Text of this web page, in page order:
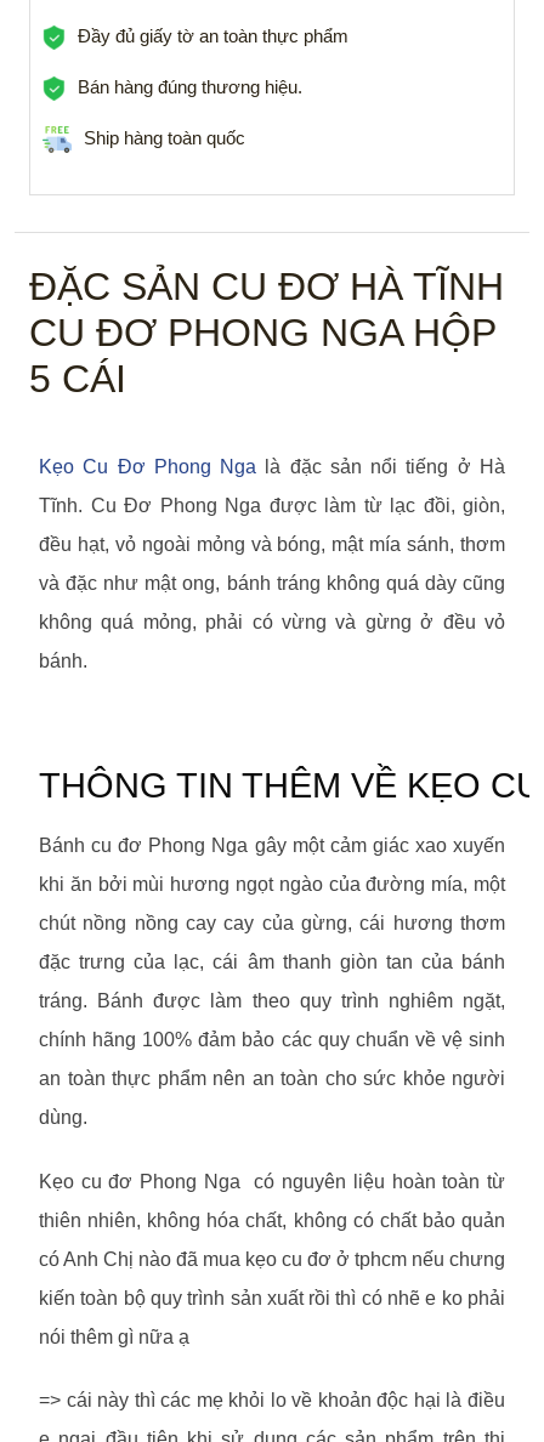
Đầy đủ giấy tờ an toàn thực phẩm
Bán hàng đúng thương hiệu.
Ship hàng toàn quốc
ĐẶC SẢN CU ĐƠ HÀ TĨNH
CU ĐƠ PHONG NGA HỘP
5 CÁI
Kẹo Cu Đơ Phong Nga là đặc sản nổi tiếng ở Hà
Tĩnh. Cu Đơ Phong Nga được làm từ lạc đồi, giòn,
đều hạt, vỏ ngoài mỏng và bóng, mật mía sánh, thơm
và đặc như mật ong, bánh tráng không quá dày cũng
không quá mỏng, phải có vừng và gừng ở đều vỏ
bánh.
THÔNG TIN THÊM VỀ KẸO
Bánh cu đơ Phong Nga gây một cảm giác xao xuyến
khi ăn bởi mùi hương ngọt ngào của đường mía, một
chút nồng nồng cay cay của gừng, cái hương thơm
đặc trưng của lạc, cái âm thanh giòn tan của bánh
tráng. Bánh được làm theo quy trình nghiêm ngặt,
chính hãng 100% đảm bảo các quy chuẩn về vệ sinh
an toàn thực phẩm nên an toàn cho sức khỏe người
dùng.
Kẹo cu đơ Phong Nga có nguyên liệu hoàn toàn từ
thiên nhiên, không hóa chất, không có chất bảo quản
có Anh Chị nào đã mua kẹo cu đơ ở tphcm nếu chưng
kiến toàn bộ quy trình sản xuất rồi thì có nhẽ e ko phải
nói thêm gì nữa ạ
=> cái này thì các mẹ khỏi lo về khoản độc hại là điều